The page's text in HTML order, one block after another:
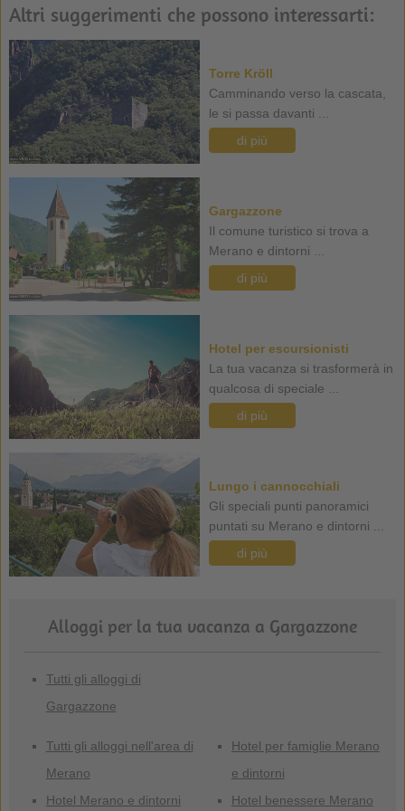
Altri suggerimenti che possono interessarti:
Torre Kröll
Camminando verso la cascata,
le si passa davanti ...
di più
Gargazzone
Il comune turistico si trova a
Merano e dintorni ...
di più
Hotel per escursionisti
La tua vacanza si trasformerà in
qualcosa di speciale ...
di più
Lungo i cannocchiali
Gli speciali punti panoramici
puntati su Merano e dintorni ...
di più
Alloggi per la tua vacanza a Gargazzone
Tutti gli alloggi di
Gargazzone
Tutti gli alloggi nell'area di
Merano
Hotel Merano e dintorni
Hotel per famiglie Merano
e dintorni
Hotel benessere Merano